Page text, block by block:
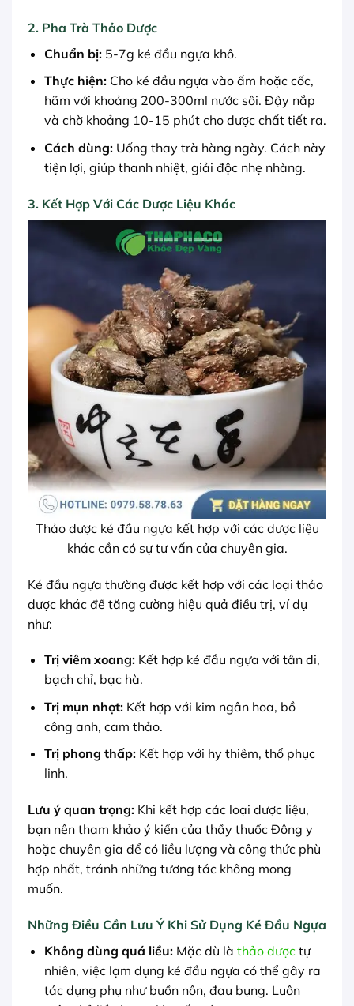
2. Pha Trà Thảo Dược
Chuẩn bị:5-7g ké đầu ngựa khô.
Thực hiện:Cho ké đầu ngựa vào ấm hoặc cốc,
hãm với khoảng 200-300ml nước sôi. Đậy nắp
và chờ khoảng 10-15 phút cho dược chất tiết ra.
Cách dùng:Uống thay trà hàng ngày. Cách này
tiện lợi, giúp thanh nhiệt, giải độc nhẹ nhàng.
3. Kết Hợp Với Các Dược Liệu Khác
Thảo dược ké đầu ngựa kết hợp với các dược liệu
khác cần có sự tư vấn của chuyên gia.
Ké đầu ngựa thường được kết hợp với các loại thảo
dược khác để tăng cường hiệu quả điều trị, ví dụ
như:
Trị viêm xoang:Kết hợp ké đầu ngựa với tân di,
bạch chỉ, bạc hà.
Trị mụn nhọt:Kết hợp với kim ngân hoa, bồ
công anh, cam thảo.
Trị phong thấp:Kết hợp với hy thiêm, thổ phục
linh.
Lưu ý quan trọng: Khi kết hợp các loại dược liệu,
bạn nên tham khảo ý kiến của thầy thuốc Đông y
hoặc chuyên gia để có liều lượng và công thức phù
hợp nhất, tránh những tương tác không mong
muốn.
Những Điều Cần Lưu Ý Khi Sử Dụng Ké Đầu Ngựa
Không dùng quá liều:Mặc dù là thảo dược tự
nhiên, việc lạm dụng ké đầu ngựa có thể gây ra
tác dụng phụ như buồn nôn, đau bụng. Luôn